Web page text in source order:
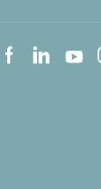
FacebookLinkedIn